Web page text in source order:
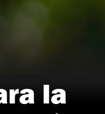
la